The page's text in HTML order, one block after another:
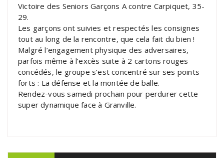
Victoire des Seniors Garçons A contre Carpiquet, 35-
29.
Les garçons ont suivies et respectés les consignes
tout au long de la rencontre, que cela fait du bien !
Malgré l’engagement physique des adversaires,
parfois même à l’excès suite à 2 cartons rouges
concédés, le groupe s’est concentré sur ses points
forts : La défense et la montée de balle.
Rendez-vous samedi prochain pour perdurer cette
super dynamique face à Granville.